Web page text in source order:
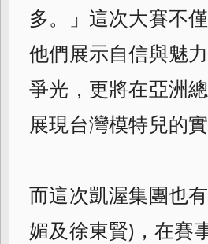
多。」這次大賽不
他們展示自信與魅
爭光，更將在亞洲
展現台灣模特兒的
而這次凱渥集團也
媚及徐東賢)，在賽